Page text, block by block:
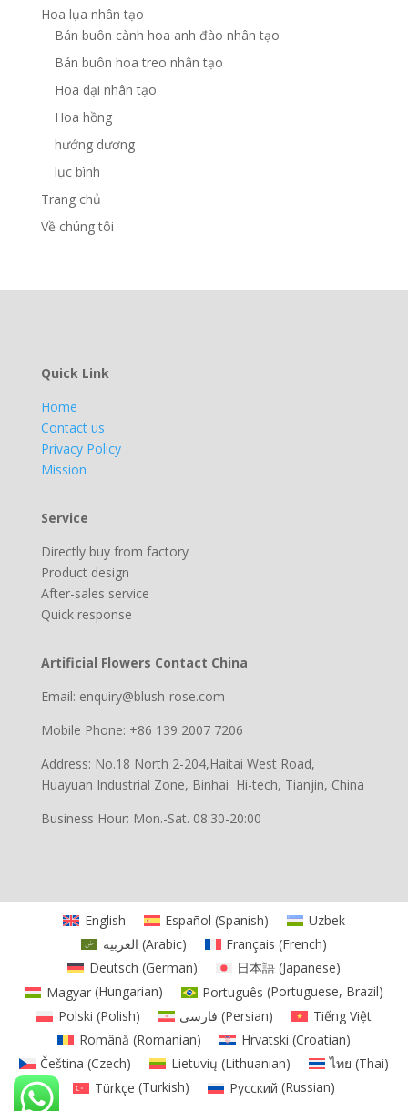
Hoa lụa nhân tạo
Bán buôn cành hoa anh đào nhân tạo
Bán buôn hoa treo nhân tạo
Hoa dại nhân tạo
Hoa hồng
hướng dương
lục bình
Trang chủ
Về chúng tôi
Quick Link
Home
Contact us
Privacy Policy
Mission
Service
Directly buy from factory
Product design
After-sales service
Quick response
Artificial Flowers Contact China
Email: enquiry@blush-rose.com
Mobile Phone: +86 139 2007 7206
Address: No.18 North 2-204,Haitai West Road,
Huayuan Industrial Zone, Binhai Hi-tech, Tianjin, China
Business Hour: Mon.-Sat. 08:30-20:00
English Español (Spanish)
Uzbek
العربية (Arabic) Français (French)
Deutsch (German) 日本語 (Japanese)
Magyar(Hungarian) Português (Portuguese, Brazil)
Polski (Polish) فارسی (Persian)
Tiếng Việt
Română (Romanian) Hrvatski (Croatian)
Čeština (Czech) Lietuvių (Lithuanian) ไทย (Thai)
Türkçe (Turkish) Русский (Russian)